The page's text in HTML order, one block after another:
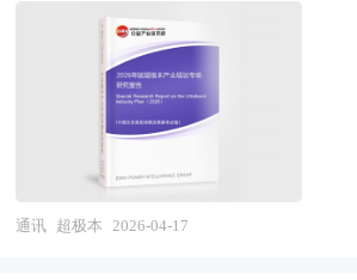
东、非洲等新兴市场的5G网络建
需求，发达市场聚焦网络升级与
卫星互联网与地面网络融合创造
制式解决方案能力、全球化服务
Know-how的企业将获得更大发展
度，通信设备制造商向"连接+算
息基础设施服务商转型，开放网络
景持续优化，医疗教育、政务民
跨境贸易等低频高价值场景加速
业数字化支付服务需求集中释放
企业强化技术自研与生态开放，
赛道打造差异化优势，产业链上
互联互通水平持续提升；监管层面
激光）升级，分辨率向 4K/8K 迭
校、自动对焦、全屋互联等功能
高清化、激光化、智能化、便携
球投影机行业将进入高质量增长
四大核心方向。其一，家用娱乐
轻消费群体对百寸大屏、护眼观
求提升，超短焦激光投影、便携智
数字生活与工作的核心枢纽，承
力、调度跨端资源、保障数据安
互体验的战略角色。 产业规划一
现状、产业特征分析、产业发展
产业发展重点方向、产业空间引
等。随着中国对外开放程度的深化
通讯 超极本 2026-04-17